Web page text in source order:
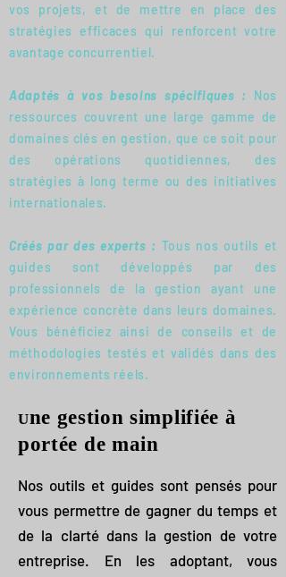
vos projets, et de mettre en place des
stratégies efficaces qui renforcent votre
avantage concurrentiel.
Adaptés à vos besoins spécifiques : Nos
ressources couvrent une large gamme de
domaines clés en gestion, que ce soit pour
des opérations quotidiennes, des
stratégies à long terme ou des initiatives
internationales.
Créés par des experts : Tous nos outils et
guides sont développés par des
professionnels de la gestion ayant une
expérience concrète dans leurs domaines.
Vous bénéficiez ainsi de conseils et de
méthodologies testés et validés dans des
environnements réels.
Une gestion simplifiée à
portée de main
Nos outils et guides sont pensés pour
vous permettre de gagner du temps et
de la clarté dans la gestion de votre
entreprise. En les adoptant, vous